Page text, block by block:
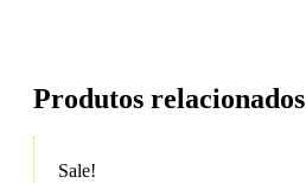
Produtos relacionados
Sale!